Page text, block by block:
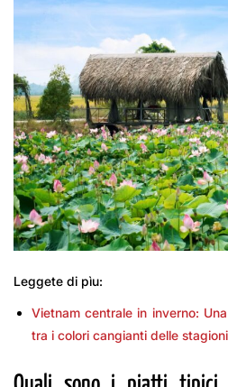
Leggete di pìu:
Vietnam centrale in inverno:
tra i colori cangianti delle